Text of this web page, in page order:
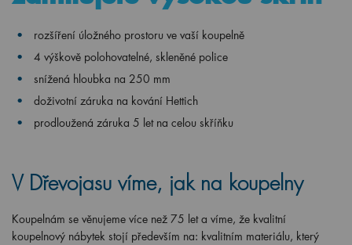
rozšíření úložného prostoru ve vaší koupelně
4 výškově polohovatelné, skleněné police
snížená hloubka na 250 mm
doživotní záruka na kování Hettich
prodloužená záruka 5 let na celou skříňku
V Dřevojasu víme, jak na koupelny
Koupelnám se věnujeme více než 75 let a víme, že kvalitní
koupelnový nábytek stojí především na: kvalitním materiálu, který